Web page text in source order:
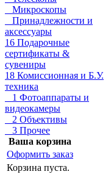
Микроскопы
Принадлежности и
аксессуары
16 Подарочные
сертификаты &
сувениры
18 Комиссионная и Б.У.
техника
1 Фотоаппараты и
видеокамеры
2 Объективы
3 Прочее
Ваша корзина
Оформить заказ
Корзина пуста.